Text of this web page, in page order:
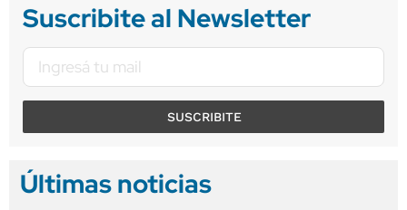
Suscribite al Newsletter
SUSCRIBITE
Últimas noticias